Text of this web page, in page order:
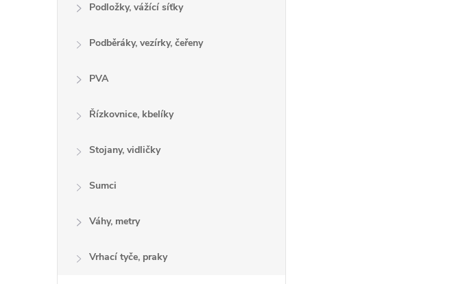
Podložky, vážící síťky
Podběráky, vezírky, čeřeny
PVA
Řízkovnice, kbelíky
Stojany, vidličky
Sumci
Váhy, metry
Vrhací tyče, praky